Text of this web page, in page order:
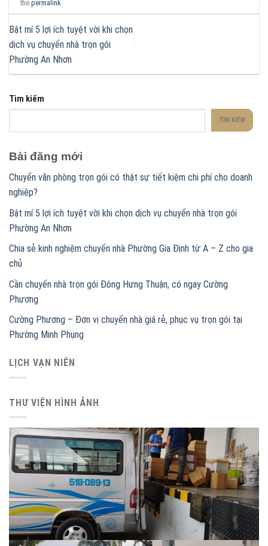
thepermalink
Bật mí 5 lợi ích tuyệt vời khi chọn
dịch vụ chuyển nhà trọn gói
Phường An Nhơn
Tìm kiếm
TÌM KIẾM
Bài đăng mới
Chuyển văn phòng trọn gói có thật sự tiết kiệm chi phí cho doanh
nghiệp?
Bật mí 5 lợi ích tuyệt vời khi chọn dịch vụ chuyển nhà trọn gói
Phường An Nhơn
Chia sẻ kinh nghiệm chuyển nhà Phường Gia Định từ A – Z cho gia
chủ
Cần chuyển nhà trọn gói Đông Hưng Thuận, có ngay Cường
Phương
Cường Phương – Đơn vị chuyển nhà giá rẻ, phục vụ trọn gói tại
Phường Minh Phụng
LỊCH VẠN NIÊN
THƯ VIỆN HÌNH ẢNH